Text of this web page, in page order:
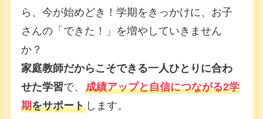
ら、今が始めどき！学期をきっかけに、お子
さんの「できた！」を増やしていきません
か？
家庭教師だからこそできる一人ひとりに合わ
せた学習で、 成績アップと自信につながる2学
期をサポートします。